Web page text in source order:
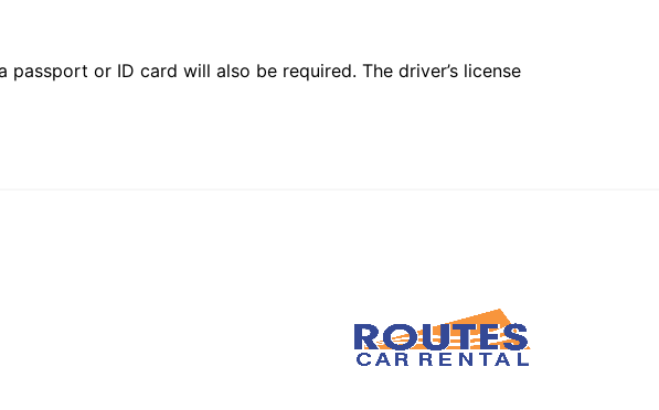
or ID card will also be required. The driver’s license